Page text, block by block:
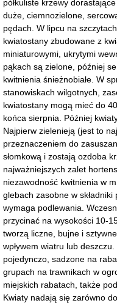
półkuliste krzewy
duże, ciemnozielone,
pędach. W lipcu na
kwiatostany zbudowane z
miniaturowymi, ukrytymi
pąkach są zielone, później
kwitnienia śnieżnobiałe. W
stanowiskach wilgotnych,
kwiatostany mogą mieć do
końca sierpnia. Później
Najpierw zielenieją (jest to
przeznaczeniem do
słomkową i zostają ozdoba
najważniejszych zalet
niezawodność kwitnienia w
glebach zasobne w
wymaga podlewania.
przycinać na wysokości 10-
tworzą liczne, bujne i
wpływem wiatru lub
pojedynczo, sadzone na
grupach na trawnikach w
miejskich rabatach, także
Kwiaty nadają się zarówno